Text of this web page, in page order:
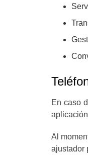
En caso
Al
ajustador